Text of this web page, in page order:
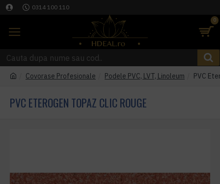
0314 100 110
0
Covorase Profesionale Podele PVC, LVT, Linoleum PVC
PVC ETEROGEN TOPAZ CLIC ROUGE